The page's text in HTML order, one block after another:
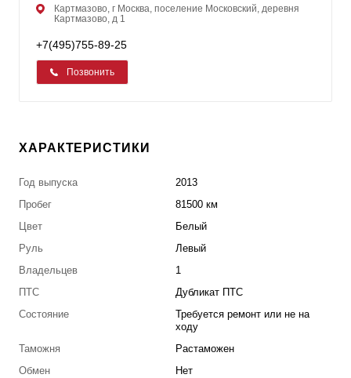
Картмазово, г Москва, поселение Московский, деревня
Картмазово, д 1
+7(495)755-89-25
Позвонить
ХАРАКТЕРИСТИКИ
Год выпуска
2013
Пробег
81500 км
Цвет
Белый
Руль
Левый
Владельцев
1
ПТС
Дубликат ПТС
Состояние
Требуется ремонт или не на
ходу
Таможня
Растаможен
Обмен
Нет